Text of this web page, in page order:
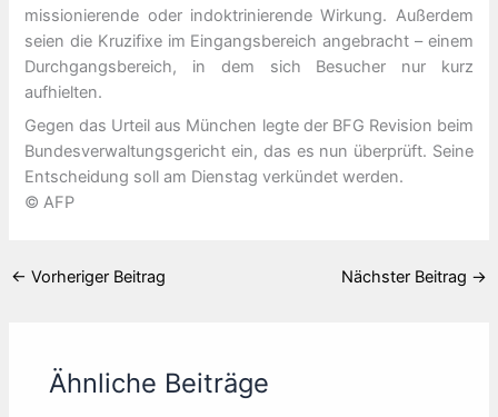
missionierende oder indoktrinierende Wirkung. Außerdem
seien die Kruzifixe im Eingangsbereich angebracht – einem
Durchgangsbereich, in dem sich Besucher nur kurz
aufhielten.
Gegen das Urteil aus München legte der BFG Revision beim
Bundesverwaltungsgericht ein, das es nun überprüft. Seine
Entscheidung soll am Dienstag verkündet werden.
© AFP
← Vorheriger Beitrag Nächster Beitrag →
Ähnliche Beiträge